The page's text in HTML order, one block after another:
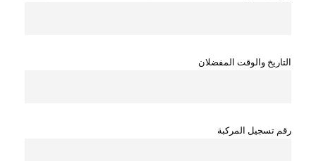
التاريخ والوقت المفضلان
رقم تسجيل المركبة